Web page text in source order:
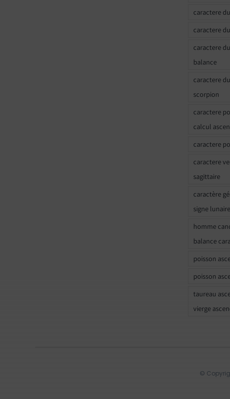
caractere
caractere
caractere
balance
caractere
scorpion
caractere
calcul
caractere
caractere
sagittaire
caractère
signe
homme
balance
poisson
poisson
taureau
vierge
©